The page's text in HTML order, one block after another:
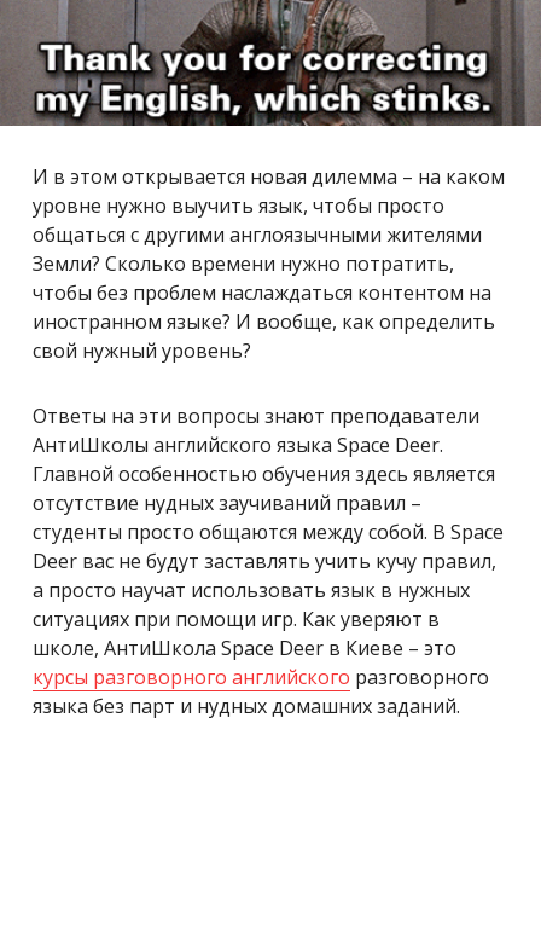
И в этом открывается новая дилемма – на каком
уровне нужно выучить язык, чтобы просто
общаться с другими англоязычными жителями
Земли? Сколько времени нужно потратить,
чтобы без проблем наслаждаться контентом на
иностранном языке? И вообще, как определить
свой нужный уровень?
Ответы на эти вопросы знают преподаватели
АнтиШколы английского языка Space Deer.
Главной особенностью обучения здесь является
отсутствие нудных заучиваний правил –
студенты просто общаются между собой. В Space
Deer вас не будут заставлять учить кучу правил,
а просто научат использовать язык в нужных
ситуациях при помощи игр. Как уверяют в
школе, АнтиШкола Space Deer в Киеве – это
курсы разговорного английского разговорного
языка без парт и нудных домашних заданий.